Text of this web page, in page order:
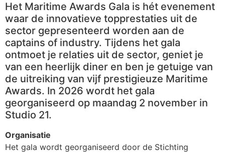
Het Maritime Awards Gala is hét evenement
waar de innovatieve topprestaties uit de
sector gepresenteerd worden aan de
captains of industry. Tijdens het gala
ontmoet je relaties uit de sector, geniet je
van een heerlijk diner en ben je getuige van
de uitreiking van vijf prestigieuze Maritime
Awards. In 2026 wordt het gala
georganiseerd op maandag 2 november in
Studio 21.
Organisatie
Het gala wordt georganiseerd door de Stichting